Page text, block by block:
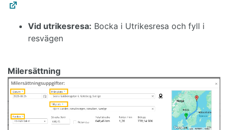
Vid utrikesresa: Bocka i Utrikesresa och fyll i
resvägen
Milersättning